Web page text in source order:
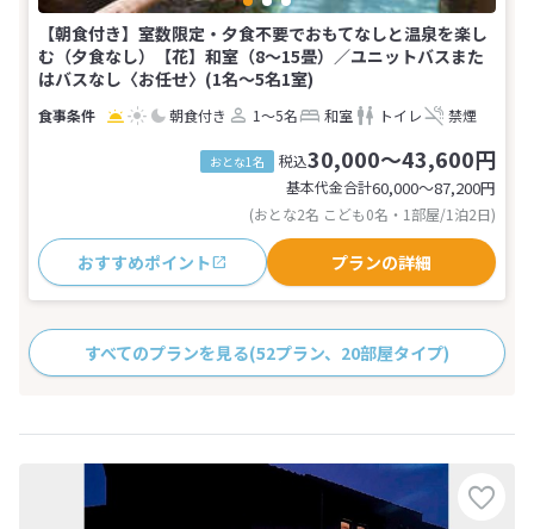
【朝食付き】室数限定・夕食不要でおもてなしと温泉を楽し
む（夕食なし）【花】和室（8〜15畳）／ユニットバスまた
はバスなし〈お任せ〉(1名～5名1室)
朝食付き 1～5名 和室 トイレ 禁煙
おとな1名 税込30,000～43,600円
基本代金合計60,000〜87,200円
(おとな2名 こども0名・1部屋/1泊2日)
おすすめポイント プランの詳細
すべてのプランを見る(52プラン、20部屋タイプ)